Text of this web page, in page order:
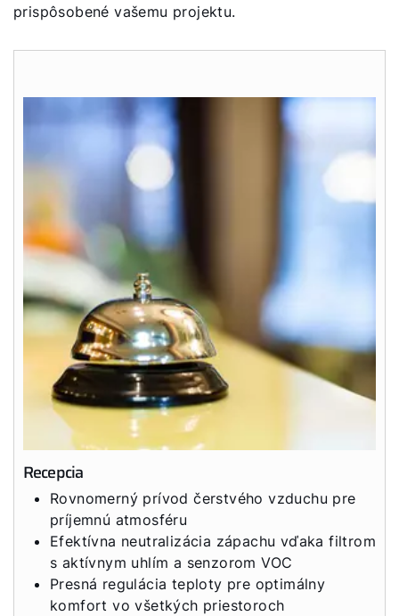
prispôsobené vašemu projektu.
Recepcia
Rovnomerný prívod čerstvého vzduchu pre
príjemnú atmosféru
Efektívna neutralizácia zápachu vďaka filtrom
s aktívnym uhlím a senzorom VOC
Presná regulácia teploty pre optimálny
komfort vo všetkých priestoroch